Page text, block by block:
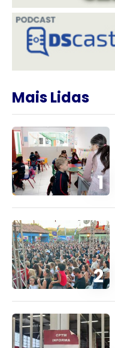
Mais Lidas
1
2